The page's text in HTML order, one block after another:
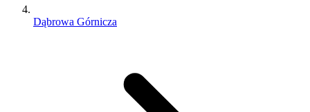
Dąbrowa Górnicza